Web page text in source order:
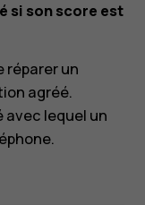
si son score est
réparer un
agréé.
avec lequel un